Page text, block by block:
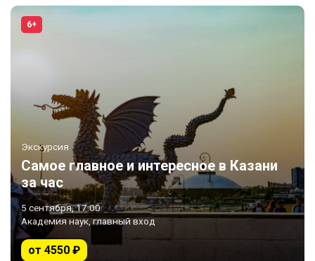
6+
Экскурсия
Самое главное и интересное в Казани
за час
5 сентября, 17:00
Академия наук, главный вход
от 4550 ₽